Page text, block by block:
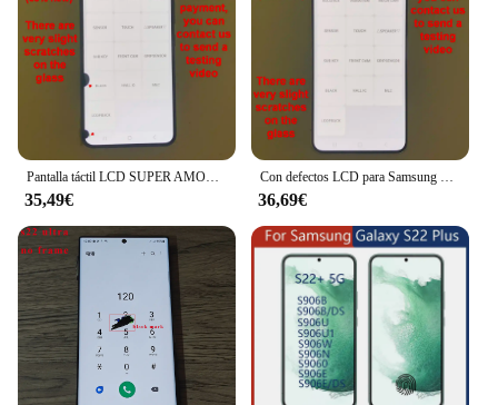
35,49€ 36,69€